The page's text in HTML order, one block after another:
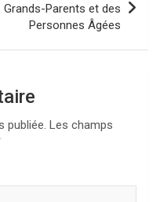
Parents et des
Personnes Âgées
publiée. Les champs